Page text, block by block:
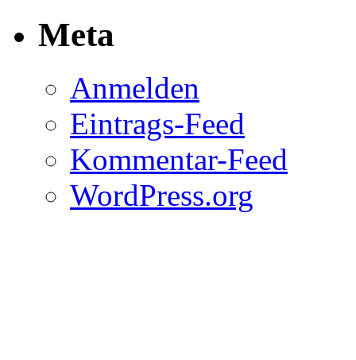
Meta
Anmelden
Eintrags-Feed
Kommentar-Feed
WordPress.org